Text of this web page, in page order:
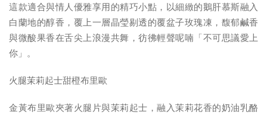
這款適合與情人優雅享用的精巧小點，以細緻的鵝肝慕斯融入
白蘭地的醇香，覆上一層晶瑩剔透的覆盆子玫瑰凍，馥郁鹹香
與微酸果香在舌尖上浪漫共舞，彷彿輕聲呢喃「不可思議愛上
你」。
火腿茉莉起士甜橙布里歐
金黃布里歐夾著火腿片與茉莉起士，融入茉莉花香的奶油乳酪